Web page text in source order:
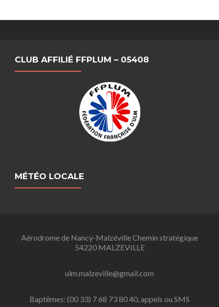
CLUB AFFILIÉ FFPLUM – 05408
MÉTÉO LOCALE
Aérodrome de Nancy-Malzéville Chemin stratégique
54220 MALZEVILLE
ulm.malzeville@gmail.com
Baptêmes: (00 33) 7 68 73 80 40, appels ou SMS